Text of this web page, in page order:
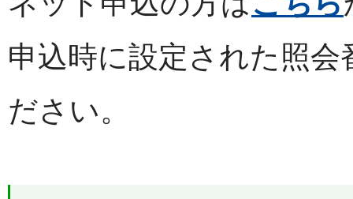
申込時に設定された照
ださい。